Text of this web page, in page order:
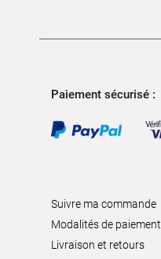
Paiement sécurisé :
Suivre ma commande
Modalités de paiement
Livraison et retours